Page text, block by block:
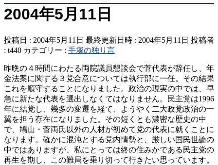
2004年5月11日
投稿日 : 2004年5月11日 最終更新日時 : 2004年5月11日 投稿者
: t440 カテゴリー : 手塚の独り言
昨晩の４時間にわたる両院議員懇談会で菅代表が辞任し、年
金法案に関する３党合意については執行部に一任。その結果
これを順守することになりました。政治の現実の中では、早
急に新たな代表を選出しなくてはなりません。民主党は1996
年に結党し、幾多の変遷を経て、ようやく二大政党政治の一
翼を担う存在になりました。その短くとも濃密な歴史の中
で、鳩山・菅両氏以外の人材が初めて党の代表に就くことに
なります。確かに混沌とする党内情勢と、厳しい国民世論の
中ではありますが、私にとっては終の住みかである民主党の
再生を期し、この難局を乗り切って行きたい思っています。